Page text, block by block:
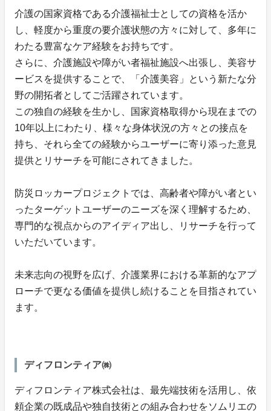
介護の国家資格である介護福祉士としての資格を活か
し、軽度から重度の要介護状態の方々に対して、多年に
わたる豊富なケア経験をお持ちです。
さらに、介護施設や障がい者福祉施設へ出張し、美容サ
ービスを提供することで、「介護美容」という新たな分
野の開拓者としてご活躍されています。
この独自の経験を生かし、国家資格取得から現在までの
10年以上にわたり、様々な身体状況の方々との接点を
持ち、それら全ての経験からユーザーに寄り添った意見
提供とリサーチを可能にされてきました。
防災ロッカープロジェクトでは、高齢者や障がい者とい
ったターゲットユーザーのニーズを深く理解するため、
専門的な視点からのアイディア出し、リサーチを行って
いただいています。
未来志向の視野を広げ、介護業界における革新的なアプ
ローチで更なる価値を提供し続けることを目指されてい
ます。
ディフロンティア㈱
ディフロンティア株式会社は、最先端技術を活用し、依
頼企業の既成品や独自技術との組み合わせをソムリエの